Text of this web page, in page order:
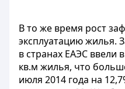
В то же время рост
эксплуатацию жилья.
в странах ЕАЭС ввели
кв.м жилья, что
июля 2014 года на